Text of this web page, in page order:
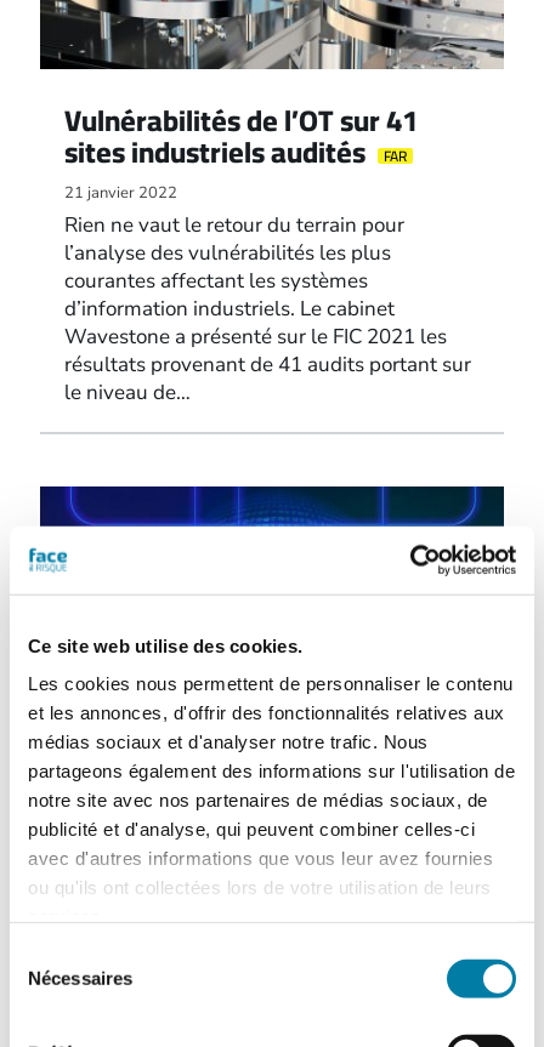
Ce site web utilise des cookies.
Les cookies nous permettent de personnaliser le contenu
et les annonces, d'offrir des fonctionnalités relatives aux
médias sociaux et d'analyser notre trafic. Nous
partageons également des informations sur l'utilisation de
notre site avec nos partenaires de médias sociaux, de
publicité et d'analyse, qui peuvent combiner celles-ci
avec d'autres informations que vous leur avez fournies
ou qu'ils ont collectées lors de votre utilisation de leurs
Nécessaires
Vulnérabilités de l’OT sur 41
sites industriels audités FAR
21 janvier 2022
Rien ne vaut le retour du terrain pour
l’analyse des vulnérabilités les plus
courantes affectant les systèmes
d’information industriels. Le cabinet
Wavestone a présenté sur le FIC 2021 les
résultats provenant de 41 audits portant sur
le niveau de…
Siemens – Zscaler : vers le
modèle du “Zéro Trust”
21 janvier 2022
l’américain Zscaler afin de sécuriser l’OT au